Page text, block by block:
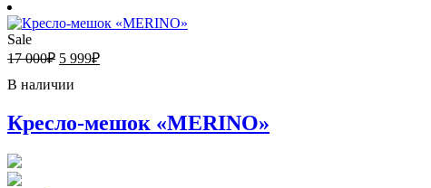
Sale
17 000₽ 5 999₽
В наличии
Кресло-мешок «MERINO»